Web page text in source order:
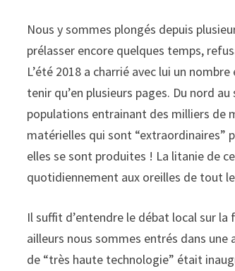
Nous y sommes plongés depuis
prélasser encore quelques temps,
L’été 2018 a charrié avec lui un
tenir qu’en plusieurs pages. Du nord
populations entrainant des milliers de
matérielles qui sont “extraordinaires”
elles se sont produites ! La litanie de
quotidiennement aux oreilles de tout
Il suffit d’entendre le débat local sur
ailleurs nous sommes entrés dans
de “très haute technologie” était